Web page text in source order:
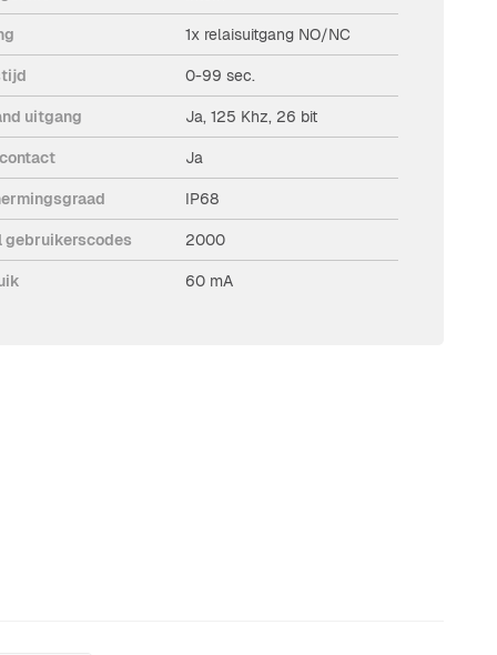
1x relaisuitgang NO/NC
0-99 sec.
uitgang Ja, 125 Khz, 26 bit
Ja
IP68
gebruikerscodes 2000
60 mA